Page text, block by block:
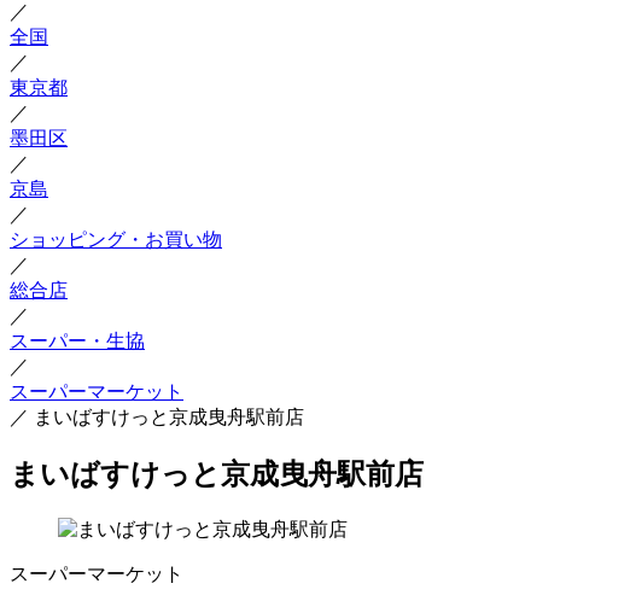
／
全国
／
東京都
／
墨田区
／
京島
／
ショッピング・お買い物
／
総合店
／
スーパー・生協
／
スーパーマーケット
／ まいばすけっと京成曳舟駅前店
まいばすけっと京成曳舟駅前店
スーパーマーケット